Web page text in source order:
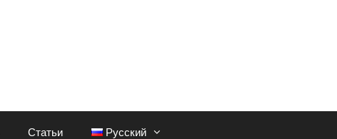
Статьи Русский